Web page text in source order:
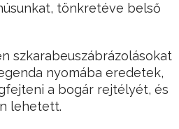
tönkretéve belső
szkarabeuszábrázolásokat
nyomába eredetek,
a bogár rejtélyét, és
lehetett.